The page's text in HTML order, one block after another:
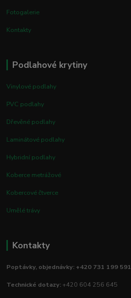
Fotogalerie
Kontakty
Podlahové krytiny
Vinylové podlahy
PVC podlahy
Dřevěné podlahy
Laminátové podlahy
Hybridní podlahy
Koberce metrážové
Kobercové čtverce
Umělé trávy
Kontakty
Poptávky, objednávky: +420 731 199 591
Technické dotazy:+420 604 256 645